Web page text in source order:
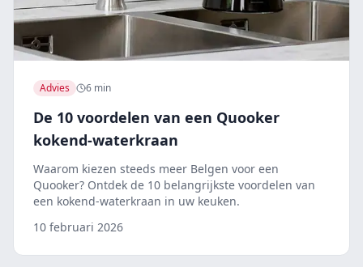
Advies 6 min
De 10 voordelen van een Quooker
kokend-waterkraan
Waarom kiezen steeds meer Belgen voor een
Quooker? Ontdek de 10 belangrijkste voordelen van
een kokend-waterkraan in uw keuken.
10 februari 2026